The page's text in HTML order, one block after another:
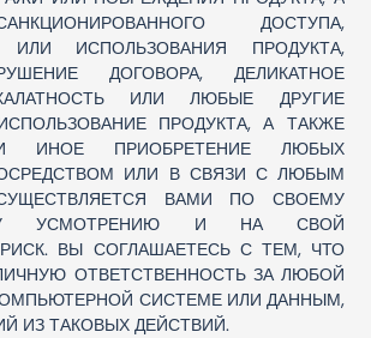
ДОСТУПА,
ИЛИ ИСПОЛЬЗОВАНИЯ ПРОДУКТА,
ДОГОВОРА, ДЕЛИКАТНОЕ
ИЛИ ЛЮБЫЕ ДРУГИЕ
ПРОДУКТА, А ТАКЖЕ
ИНОЕ ПРИОБРЕТЕНИЕ ЛЮБЫХ
ИЛИ В СВЯЗИ С ЛЮБЫМ
ВАМИ ПО СВОЕМУ
УСМОТРЕНИЮ И НА СВОЙ
ВЫ СОГЛАШАЕТЕСЬ С ТЕМ, ЧТО
ОТВЕТСТВЕННОСТЬ ЗА ЛЮБОЙ
СИСТЕМЕ ИЛИ ДАННЫМ,
ИЗ ТАКОВЫХ ДЕЙСТВИЙ.